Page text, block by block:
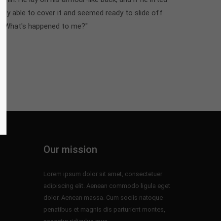
able to cover it and seemed ready to slide off
happened to me?"
Our mission
Lorem ipsum dolor sit amet, consectetuer
adipiscing elit. Aenean commodo ligula eget
dolor. Aenean massa. Cum sociis natoque
penatibus et magnis dis parturient montes,